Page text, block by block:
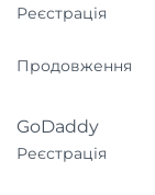
Реєстрація
Продовження
GoDaddy
Реєстрація